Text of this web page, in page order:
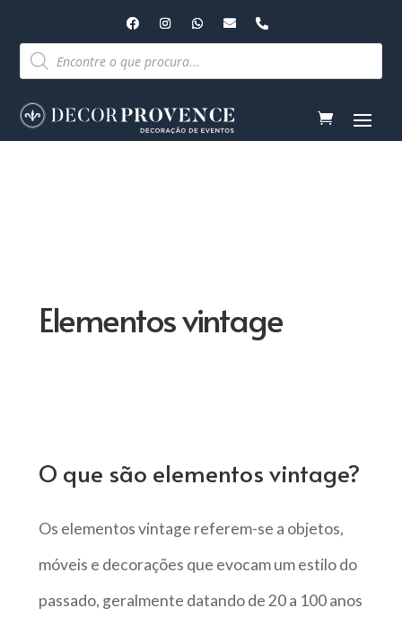
Pesquisar
produtos
Elementos vintage
O que são elementos vintage?
Os elementos vintage referem-se a objetos,
móveis e decorações que evocam um estilo do
passado, geralmente datando de 20 a 100 anos